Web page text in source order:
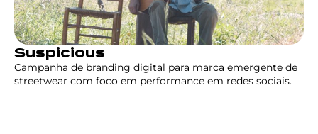
Suspicious
Campanha de branding digital para marca emergente de
streetwear com foco em performance em redes sociais.